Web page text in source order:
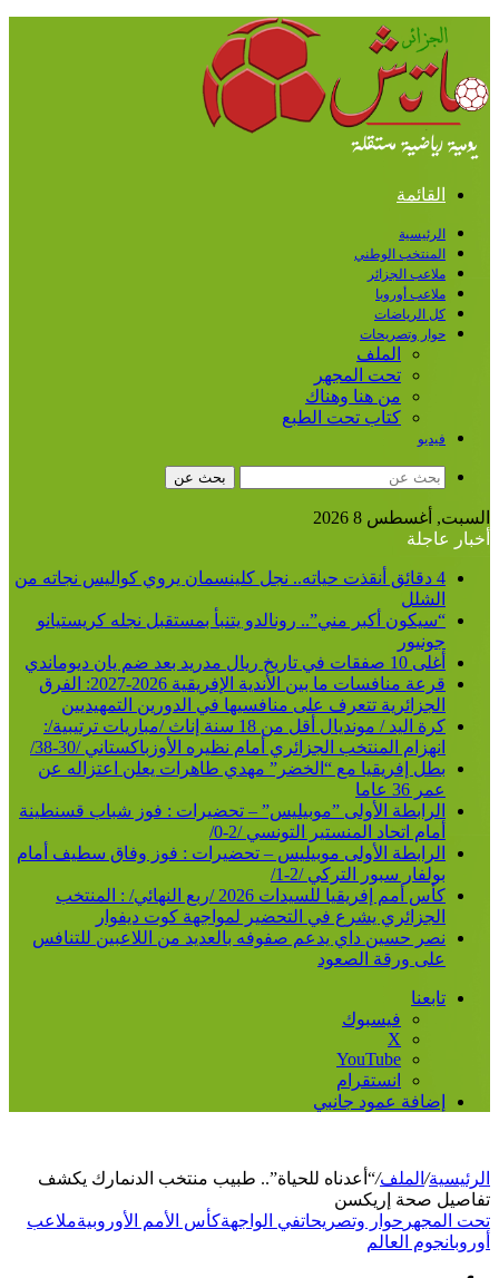
القائمة
الرئيسية
المنتخب الوطني
ملاعب الجزائر
ملاعب أوروبا
كل الرياضات
حوار وتصريحات
الملف
تحت المجهر
من هنا وهناك
كتاب تحت الطبع
فيديو
بحث عن
السبت, أغسطس 8 2026
أخبار عاجلة
4 دقائق أنقذت حياته.. نجل كلينسمان يروي كواليس نجاته من
الشلل
“سيكون أكبر مني”.. رونالدو يتنبأ بمستقبل نجله كريستيانو
جونيور
أغلى 10 صفقات في تاريخ ريال مدريد بعد ضم يان ديوماندي
قرعة منافسات ما بين الأندية الإفريقية 2026-2027: الفرق
الجزائرية تتعرف على منافسيها في الدورين التمهيديين
كرة اليد / مونديال أقل من 18 سنة إناث /مباريات ترتيبية/:
انهزام المنتخب الجزائري أمام نظيره الأوزباكستاني /30-38/
بطل إفريقيا مع “الخضر” مهدي طاهرات يعلن اعتزاله عن
عمر 36 عاما
الرابطة الأولى ”موبيليس” – تحضيرات : فوز شباب قسنطينة
أمام اتحاد المنستير التونسي /2-0/
الرابطة الأولى موبيليس – تحضيرات : فوز وفاق سطيف أمام
بولفار سبور التركي /2-1/
كأس أمم إفريقيا للسيدات 2026 /ربع النهائي/ : المنتخب
الجزائري يشرع في التحضير لمواجهة كوت ديفوار
نصر حسين داي يدعم صفوفه بالعديد من اللاعبين للتنافس
على ورقة الصعود
تابعنا
فيسبوك
‫X
‫YouTube
انستقرام
إضافة عمود جانبي
الرئيسية/ الملف/“أعدناه للحياة”.. طبيب منتخب الدنمارك يكشف
تفاصيل صحة إريكسن
تحت المجهر حوار وتصريحاتفي الواجهةكأس الأمم الأوروبيةملاعب
أوروبانجوم العالم